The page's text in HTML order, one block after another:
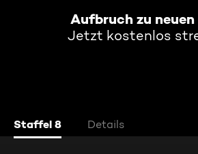
Aufbruch zu
Jetzt kostenlos
Staffel 8 Details